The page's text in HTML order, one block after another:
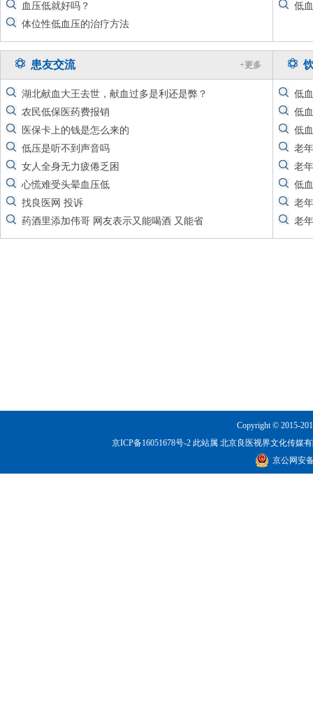
血压低就好吗？
体位性低血压的治疗方法
低
患友交流 +更多
湖北献血大王去世，献血过多是利还是弊？
农民低保医药费报销
医保卡上的钱是怎么来的
低压是听不到声音吗
女人全身无力疲倦乏困
心慌难受头晕血压低
找良医网 投诉
药酒里添加伟哥 网友表示又能喝酒 又能省
低
低
低
老
老
低
老
老
Copyright © 2015-
京ICP备16051678号-2 此站属 北京良医视界文化传媒有
京公网安